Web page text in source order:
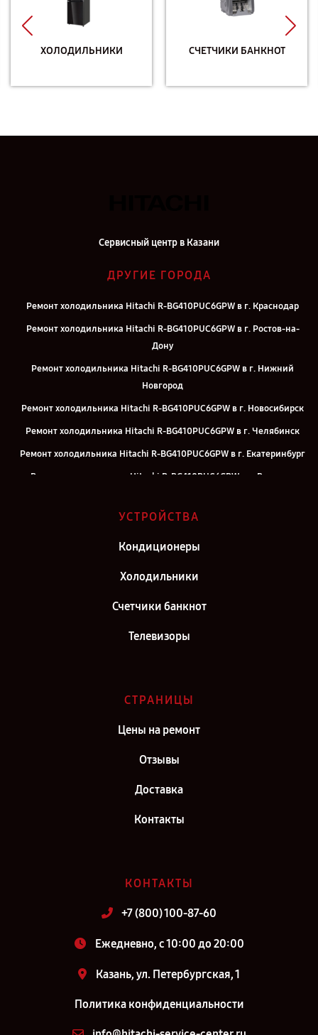
ХОЛОДИЛЬНИКИ СЧЕТЧИКИ БАНКНОТ
Сервисный центр в Казани
ДРУГИЕ ГОРОДА
Ремонт холодильника Hitachi R-BG410PUC6GPW в г. Краснодар
Ремонт холодильника Hitachi R-BG410PUC6GPW в г. Ростов-на-
Дону
Ремонт холодильника Hitachi R-BG410PUC6GPW в г. Нижний
Новгород
Ремонт холодильника Hitachi R-BG410PUC6GPW в г. Новосибирск
Ремонт холодильника Hitachi R-BG410PUC6GPW в г. Челябинск
Ремонт холодильника Hitachi R-BG410PUC6GPW в г. Екатеринбург
Ремонт холодильника Hitachi R-BG410PUC6GPW в г. Воронеж
Ремонт холодильника Hitachi R-BG410PUC6GPW в г. Самара
Ремонт холодильника Hitachi R-BG410PUC6GPW в г. Киров
Петербург
УСТРОЙСТВА
Кондиционеры
Холодильники
Счетчики банкнот
Телевизоры
СТРАНИЦЫ
Цены на ремонт
Отзывы
Доставка
Контакты
КОНТАКТЫ
+7 (800) 100-87-60
Ежедневно, с 10:00 до 20:00
Казань, ул. Петербургская, 1
Политика конфиденциальности